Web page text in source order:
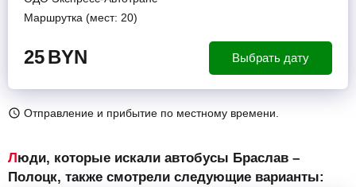
Маршрутка (мест: 20)
25BYN Выбрать дату
Отправление и прибытие по местному времени.
Люди, которые искали автобусы Браслав –
Полоцк, также смотрели следующие варианты: